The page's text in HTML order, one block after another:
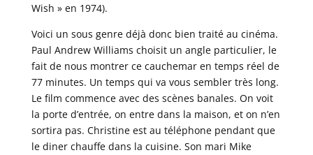
Wish » en 1974).
Voici un sous genre déjà donc bien traité au cinéma.
Paul Andrew Williams choisit un angle particulier, le
fait de nous montrer ce cauchemar en temps réel de
77 minutes. Un temps qui va vous sembler très long.
Le film commence avec des scènes banales. On voit
la porte d’entrée, on entre dans la maison, et on n’en
sortira pas. Christine est au téléphone pendant que
le diner chauffe dans la cuisine. Son mari Mike